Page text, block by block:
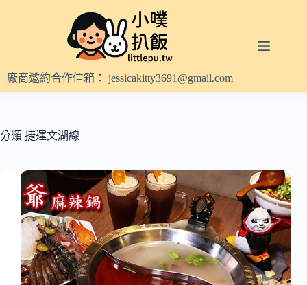
內
容
廠商邀約合作信箱： jessicakitty3691@gmail.com
分類 捷運文湖線